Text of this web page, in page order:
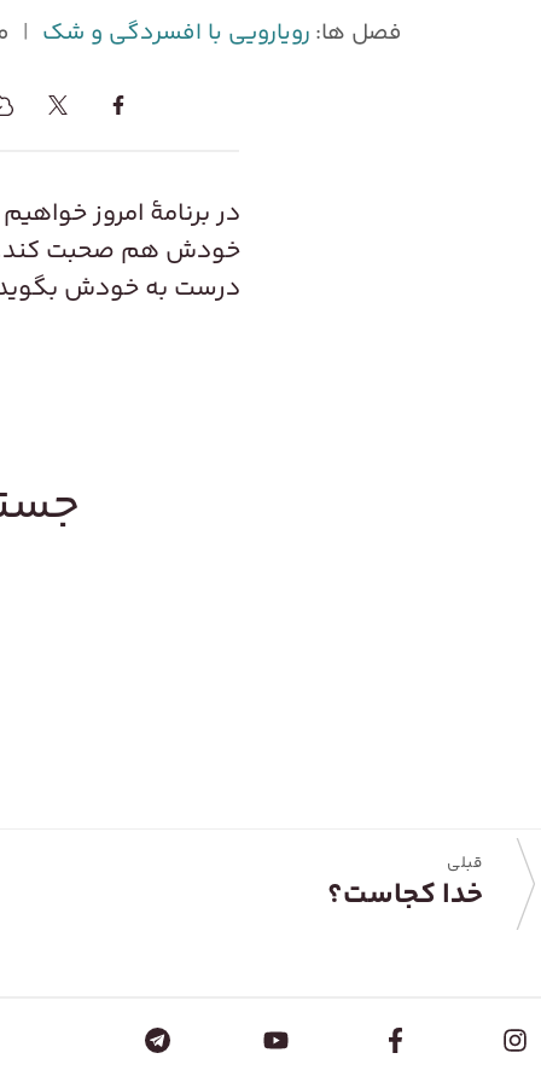
فصل ها: رویارویی با افسردگی و شک |
در برنامۀ امروز
خودش هم صحبت کند.
درست به خودش
قبلی
خدا کجاست؟